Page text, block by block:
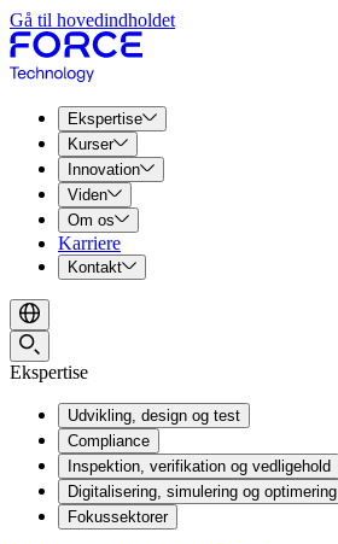
Gå til hovedindholdet
Ekspertise
Kurser
Innovation
Viden
Om os
Karriere
Kontakt
Ekspertise
Udvikling, design og test
Compliance
Inspektion, verifikation og vedligehold
Digitalisering, simulering og optimering
Fokussektorer